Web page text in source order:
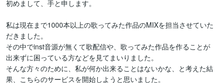
初めまして、手と申します。
私は現在まで1000本以上の歌ってみた作品のMIXを担当させていた
だきました。
その中でinst音源が無くて歌配信や、歌ってみた作品を作ることが
出来ずに困っている方などを見てまいりました。
そんな方々のために、私が何か出来ることはないかな、と考えた結
果、こちらのサービスを開始しようと思いました。